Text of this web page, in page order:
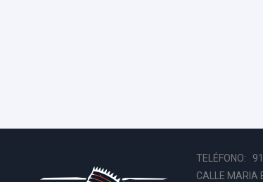
TELÉFONO:
CALLE